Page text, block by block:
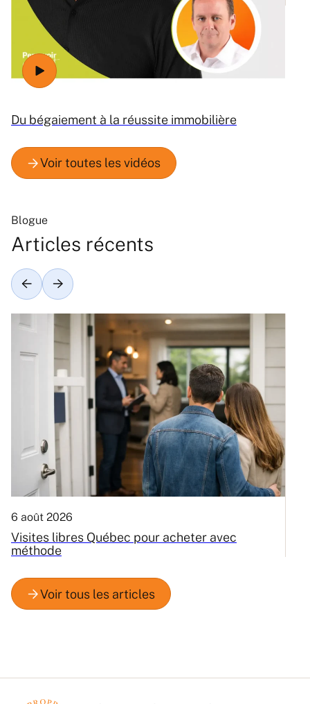
Du bégaiement à la réussite immobilière
Blogue
Articles récents
6 août 2026
Visites libres Québec pour acheter avec
méthode